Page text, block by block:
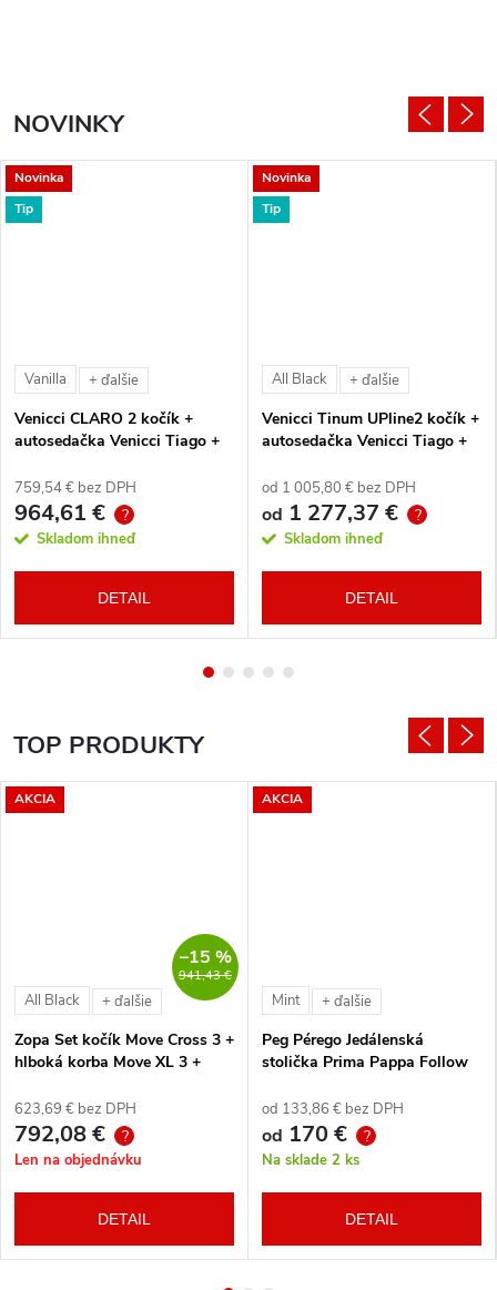
NOVINKY
Novinka
Tip
Vanilla + ďalšie
Venicci CLARO 2 kočík +
autosedačka Venicci Tiago +
759,54 € bez DPH
964,61 € ?
Skladom ihneď
DETAIL
Novinka
Tip
All Black + ďalšie
Venicci Tinum UPline2 kočík +
autosedačka Venicci Tiago +
od 1 005,80 € bez DPH
od 1 277,37 € ?
Skladom ihneď
DETAIL
TOP PRODUKTY
AKCIA
941,43 €
–15 %
All Black + ďalšie
Zopa Set kočík Move Cross 3 +
hlboká korba Move XL 3 +
vlastného výberu + báza
623,69 € bez DPH
792,08 € ?
Len na objednávku
DETAIL
AKCIA
Mint + ďalšie
Peg Pérego Jedálenská
stolička Prima Pappa Follow
od 133,86 € bez DPH
od 170 € ?
Na sklade 2 ks
DETAIL